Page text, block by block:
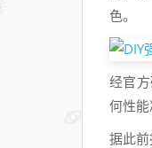
色。
经官
何性能
据此